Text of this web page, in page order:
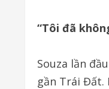
“Tôi đã
Souza lần
gần Trái Đất.